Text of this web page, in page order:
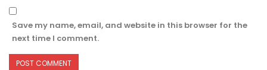
Save my name, email, and website in this browser for the
next time I comment.